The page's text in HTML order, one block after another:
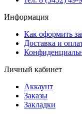
Информация
Как оформить
Доставка и
Личный кабинет
Аккаунт
Заказы
Закладки